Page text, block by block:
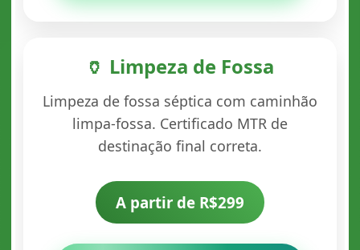
🏺 Limpeza de Fossa
Limpeza de fossa séptica com caminhão
limpa-fossa. Certificado MTR de
destinação final correta.
A partir de R$299